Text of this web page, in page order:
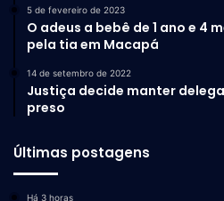
5 de fevereiro de 2023
O adeus a bebê de 1 ano e 4
pela tia em Macapá
14 de setembro de 2022
Justiça decide manter
preso
Últimas postagens
Há 3 horas